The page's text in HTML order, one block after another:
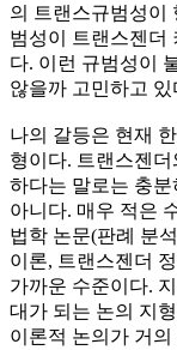
의 트랜스규범성이
범성이 트랜스젠더
다. 이런 규범성이
않을까 고민하고 있
나의 갈등은 현재
형이다. 트랜스젠
하다는 말로는 충분
아니다. 매우 적은
법학 논문(판례 분
이론, 트랜스젠더
가까운 수준이다.
대가 되는 논의 지
이론적 논의가 거